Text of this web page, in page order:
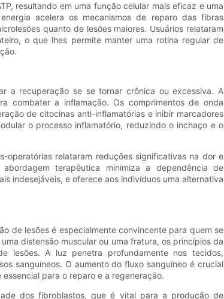
resultando em uma função celular mais eficaz e uma
acelera os mecanismos de reparo das fibras
quanto de lesões maiores. Usuários relataram
o que lhes permite manter uma rotina regular de
a recuperação se se tornar crônica ou excessiva. A
combater a inflamação. Os comprimentos de onda
de citocinas anti-inflamatórias e inibir marcadores
o processo inflamatório, reduzindo o inchaço e o
operatórias relataram reduções significativas na dor e
terapêutica minimiza a dependência de
indesejáveis, e oferece aos indivíduos uma alternativa
de lesões é especialmente convincente para quem se
distensão muscular ou uma fratura, os princípios da
lesões. A luz penetra profundamente nos tecidos,
sanguíneos. O aumento do fluxo sanguíneo é crucial
para o reparo e a regeneração.
dos fibroblastos, que é vital para a produção de